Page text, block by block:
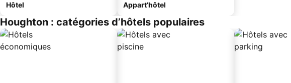
Hôtel Appart’hôtel
Houghton : catégories d’hôtels populaires